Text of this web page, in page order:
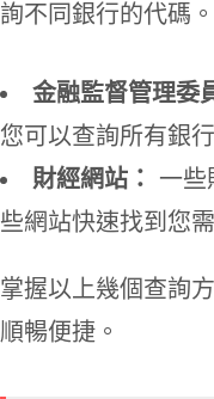
詢不同銀行的代碼。
金融監督管理委
您可以查詢所有銀
財經網站：
一些
些網站快速找到您
掌握以上幾個查詢
順暢便捷。